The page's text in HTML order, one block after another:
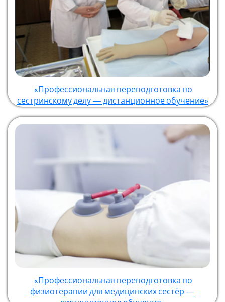
«Профессиональная переподготовка по
сестринскому делу — дистанционное обучение»
«Профессиональная переподготовка по
физиотерапии для медицинских сестёр —